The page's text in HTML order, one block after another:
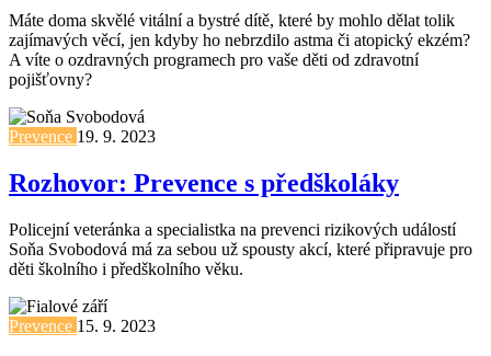
Máte doma skvělé vitální a bystré dítě, které by mohlo dělat tolik
zajímavých věcí, jen kdyby ho nebrzdilo astma či atopický ekzém?
A víte o ozdravných programech pro vaše děti od zdravotní
pojišťovny?
Prevence 19. 9. 2023
Rozhovor: Prevence s předškoláky
Policejní veteránka a specialistka na prevenci rizikových událostí
Soňa Svobodová má za sebou už spousty akcí, které připravuje pro
děti školního i předškolního věku.
Prevence 15. 9. 2023